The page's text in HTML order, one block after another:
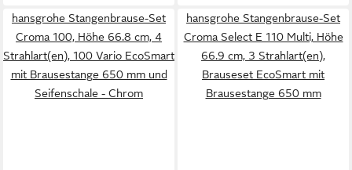
hansgrohe Stangenbrause-Set
Croma 100, Höhe 66.8 cm, 4
Strahlart(en), 100 Vario EcoSmart
mit Brausestange 650 mm und
Seifenschale - Chrom
hansgrohe Stangenbrause-Set
Croma Select E 110 Multi, Höhe
66.9 cm, 3 Strahlart(en),
Brauseset EcoSmart mit
Brausestange 650 mm